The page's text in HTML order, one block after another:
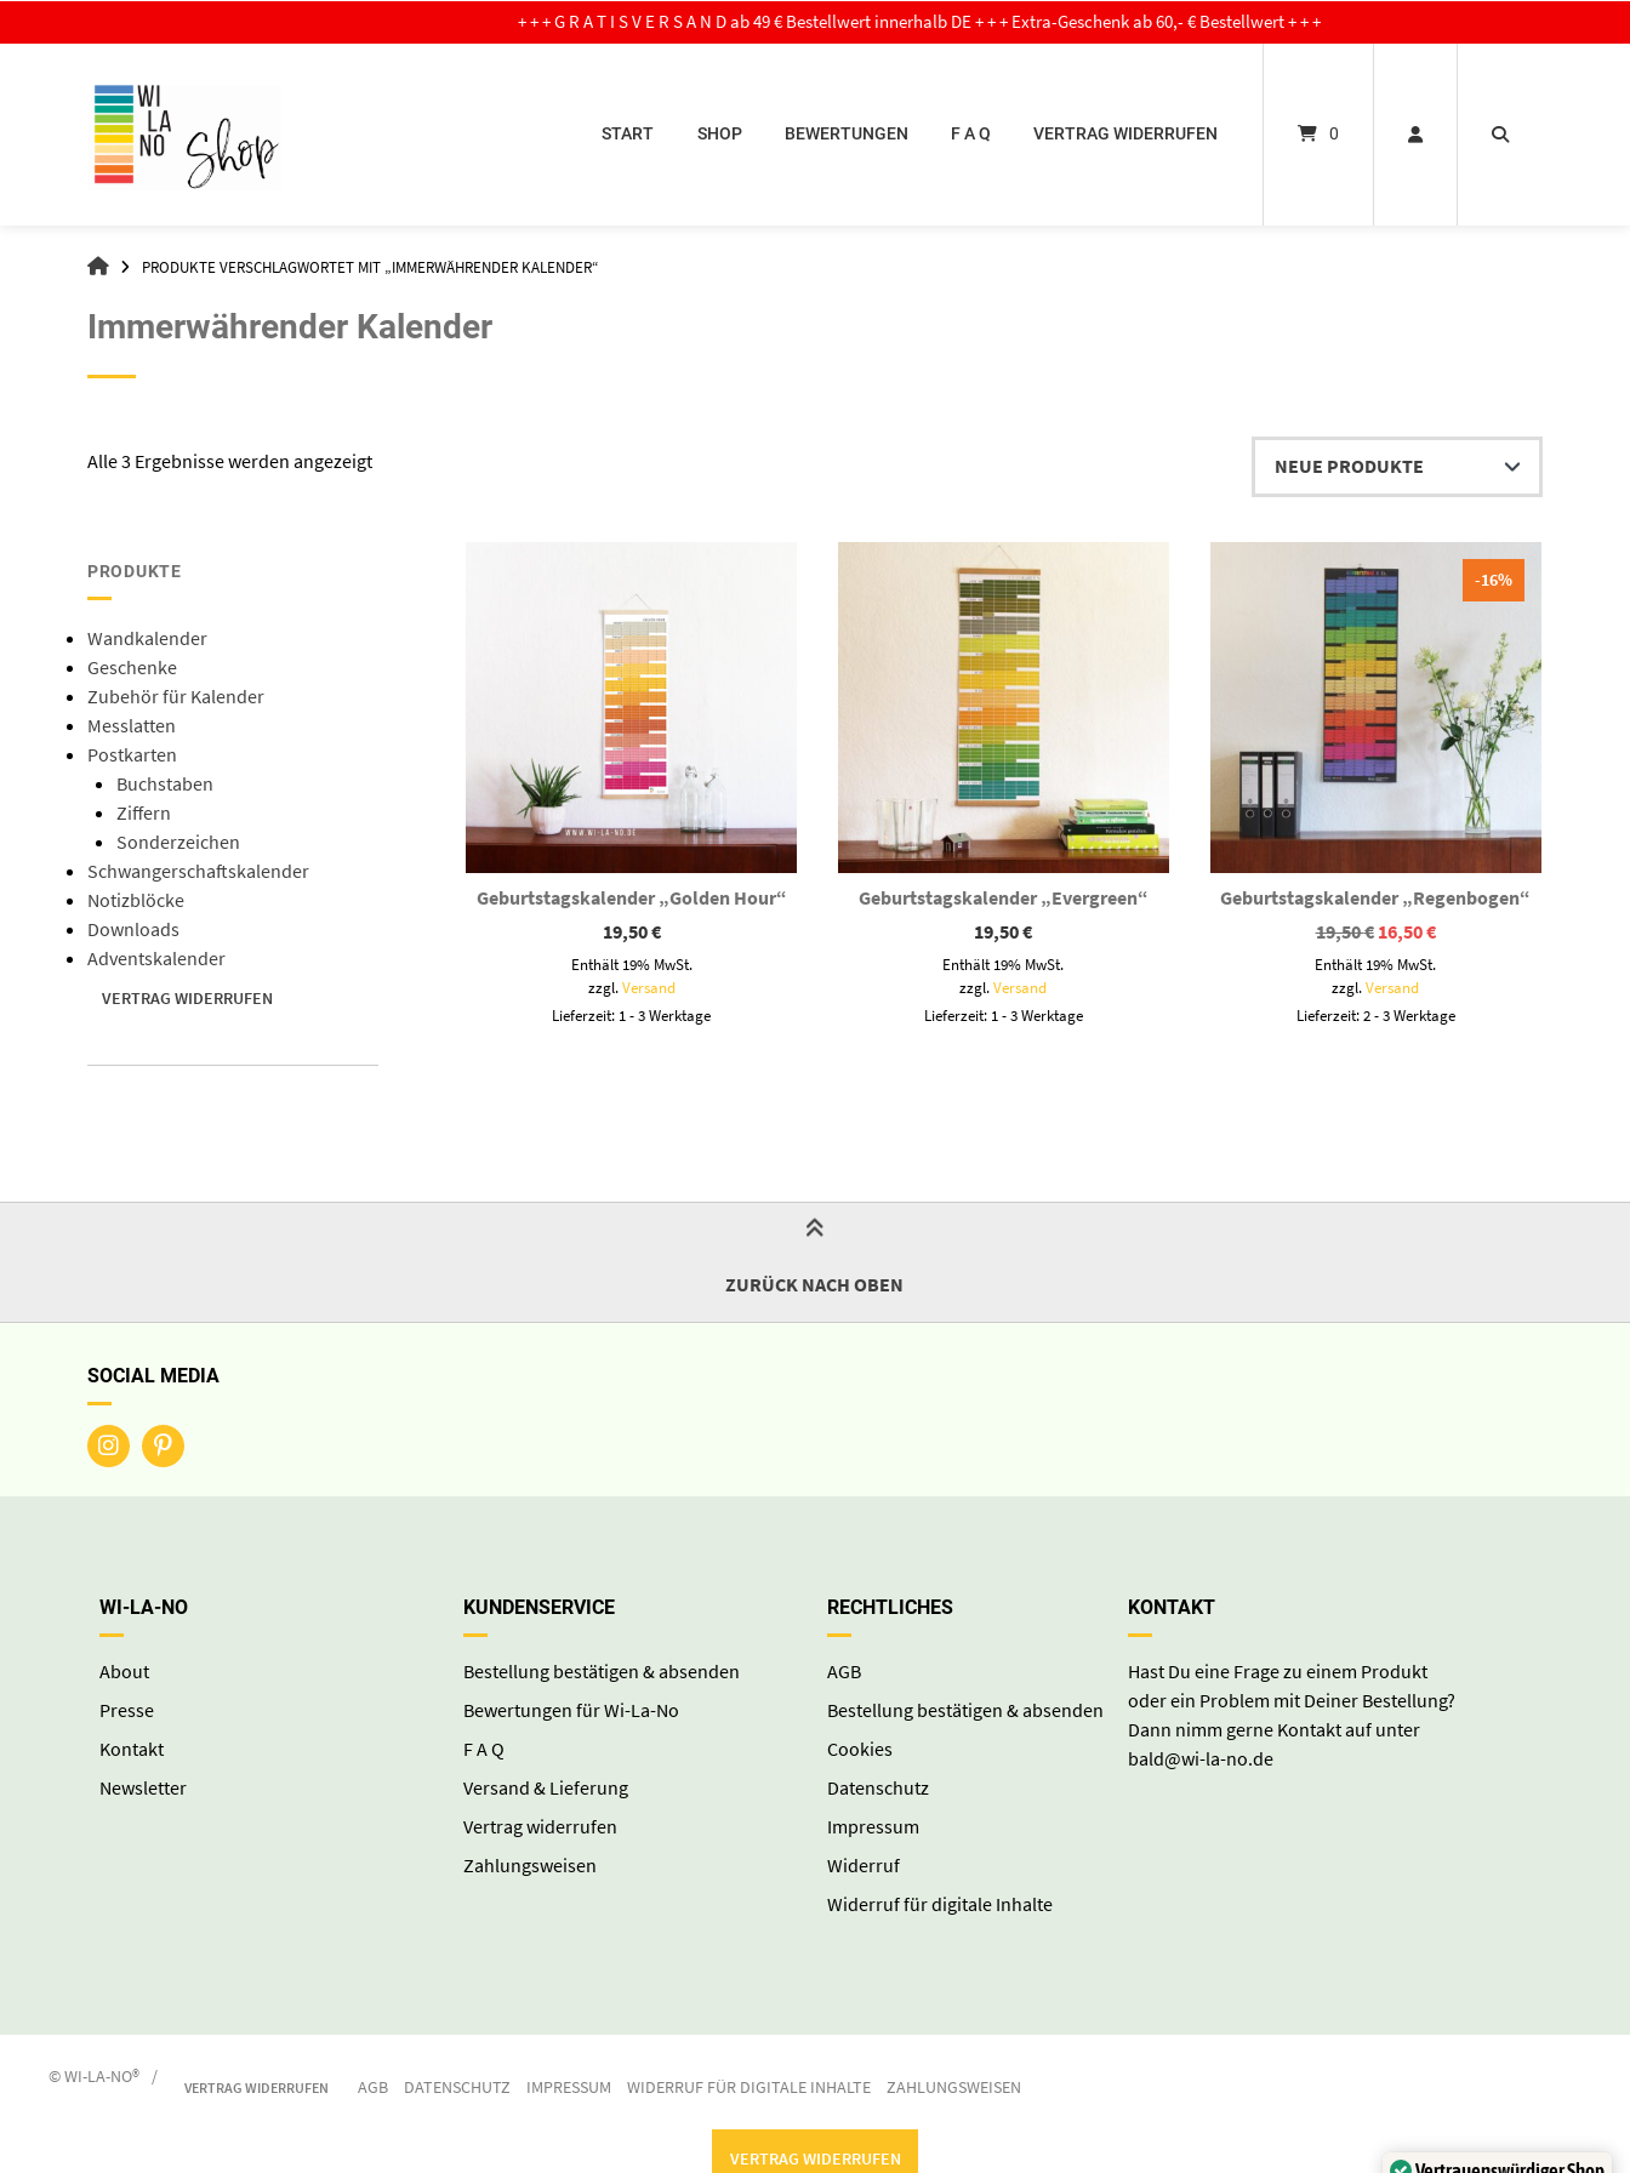
zum
+ + + G R A T I S V E R S A N D ab 49 € Bestellwert innerhalb DE + + + Extra-Geschenk ab 60,- € Bestellwert + + +
START SHOP BEWERTUNGEN F A Q VERTRAG WIDERRUFEN 0
WI-
–
SHOP
PRODUKTE VERSCHLAGWORTET MIT „IMMERWÄHRENDER KALENDER“
Immerwährender Kalender
Alle 3 Ergebnisse werden angezeigtNach
Geburtstagskalender „Golden Hour“
19,50€
Enthält 19% MwSt.
zzgl.Versand
Lieferzeit: 1 - 3 Werktage
Geburtstagskalender „Evergreen“
19,50€
Enthält 19% MwSt.
zzgl.Versand
Lieferzeit: 1 - 3 Werktage
-16%
Geburtstagskalender „Regenbogen“
19,50€ Ursprünglicher
Preis
war:
19,50 €
16,50€Aktueller
ist:
Enthält 19% MwSt.
zzgl.Versand
Lieferzeit: 2 - 3 Werktage
PRODUKTE
Wandkalender
Geschenke
Zubehör für Kalender
Messlatten
Postkarten
Buchstaben
Ziffern
Sonderzeichen
Schwangerschaftskalender
Notizblöcke
Downloads
Adventskalender
VERTRAG WIDERRUFEN
ZURÜCK NACH OBEN
SOCIAL MEDIA
WI-LA-NO
About
Presse
Kontakt
Newsletter
KUNDENSERVICE
Bestellung bestätigen & absenden
Bewertungen für Wi-La-No
F A Q
Versand & Lieferung
Vertrag widerrufen
Zahlungsweisen
RECHTLICHES
AGB
Bestellung bestätigen & absenden
Cookies
Datenschutz
Impressum
Widerruf
Widerruf für digitale Inhalte
KONTAKT
Hast Du eine Frage zu einem Produkt
oder ein Problem mit Deiner Bestellung?
Dann nimm gerne Kontakt auf unter
bald@wi-la-no.de
© WI-LA-NO® /
VERTRAG WIDERRUFEN AGB DATENSCHUTZ IMPRESSUM WIDERRUF FÜR DIGITALE INHALTE ZAHLUNGSWEISEN
VERTRAG WIDERRUFEN